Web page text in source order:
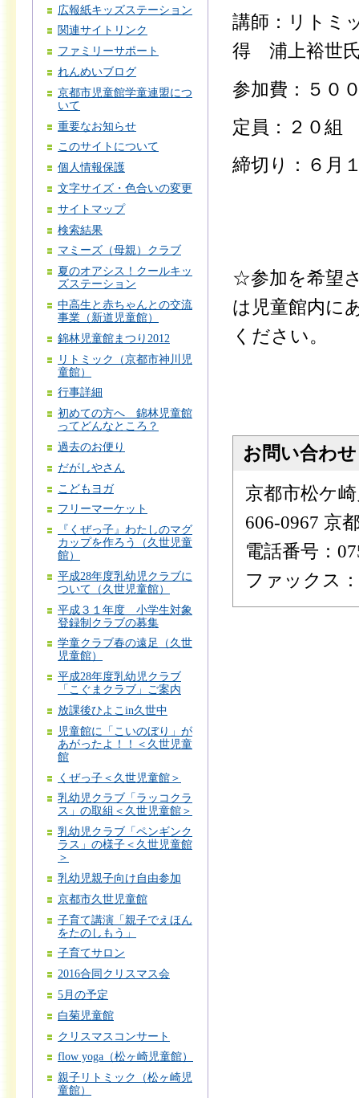
広報紙キッズステーション
関連サイトリンク
ファミリーサポート
れんめいブログ
京都市児童館学童連盟につ
いて
重要なお知らせ
このサイトについて
個人情報保護
文字サイズ・色合いの変更
サイトマップ
検索結果
マミーズ（母親）クラブ
夏のオアシス！クールキッ
ズステーション
中高生と赤ちゃんとの交流
事業（新道児童館）
錦林児童館まつり2012
リトミック（京都市神川児
童館）
行事詳細
初めての方へ 錦林児童館
ってどんなところ？
過去のお便り
だがしやさん
こどもヨガ
フリーマーケット
『くぜっ子』わたしのマグ
カップを作ろう（久世児童
館）
平成28年度乳幼児クラブに
ついて（久世児童館）
平成３１年度 小学生対象
登録制クラブの募集
学童クラブ春の遠足（久世
児童館）
平成28年度乳幼児クラブ
「こぐまクラブ」ご案内
放課後ひよこin久世中
児童館に「こいのぼり」が
あがったよ！！＜久世児童
館
くぜっ子＜久世児童館＞
乳幼児クラブ「ラッコクラ
ス」の取組＜久世児童館＞
乳幼児クラブ「ペンギンク
ラス」の様子＜久世児童館
＞
乳幼児親子向け自由参加
京都市久世児童館
子育て講演「親子でえほん
をたのしもう」
子育てサロン
2016合同クリスマス会
5月の予定
白菊児童館
クリスマスコンサート
flow yoga（松ヶ崎児童館）
親子リトミック（松ヶ崎児
童館）
講師：リトミ
得 浦上裕世
参加費：５０
定員：２０組
締切り：６月
☆参加を希望
は児童館内に
ください。
お問い合わせ
京都市松ケ
606-0967 京
電話番号：
ファックス